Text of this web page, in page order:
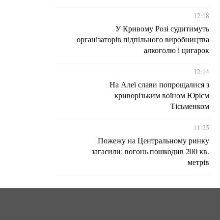
12:18
У Кривому Розі судитимуть
організаторів підпільного виробництва
алкоголю і цигарок
12:14
На Алеї слави попрощалися з
криворізьким воїном Юрієм
Тісьменком
11:25
Пожежу на Центральному ринку
загасили: вогонь пошкодив 200 кв.
метрів